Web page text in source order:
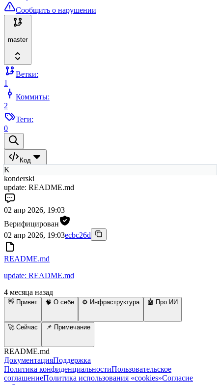
Сообщить о нарушении
master
Ветки:
1
Коммиты:
2
Теги:
0
Код
K
konderski
update: README.md
02 апр 2026, 19:03
Верифицирован
02 апр 2026, 19:03ecbc26d
README.md
update: README.md
4 месяца назад
👋 Привет 🧠 О себе ⚙️ Инфраструктура 🤖 Про ИИ
🚀 Сейчас 📌 Примечание
README.md
ДокументацияПоддержка
Политика конфиденциальностиПользовательское
соглашениеПолитика использования «cookies»Согласие